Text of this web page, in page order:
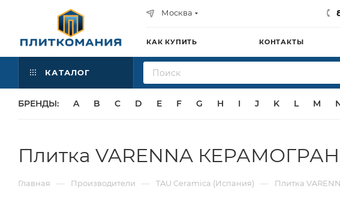
Москва
КАК КУПИТЬ КОНТАКТЫ
КАТАЛОГ
БРЕНДЫ: A B C D E F G H I J K L M
Плитка VARENNA
Главная — Производители — TAU Ceramica (Испания) — Плитка